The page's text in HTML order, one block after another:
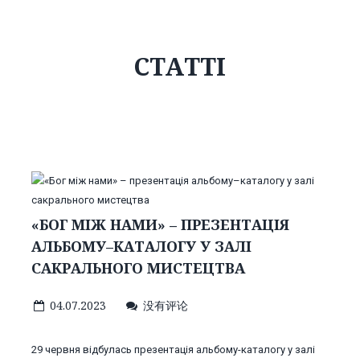
СТАТТІ
«БОГ МІЖ НАМИ» – ПРЕЗЕНТАЦІЯ
АЛЬБОМУ–КАТАЛОГУ У ЗАЛІ
САКРАЛЬНОГО МИСТЕЦТВА
04.07.2023 没有评论
29 червня відбулась презентація альбому-каталогу у залі